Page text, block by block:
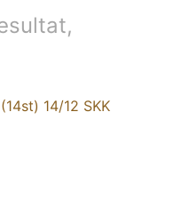
14/12 SKK